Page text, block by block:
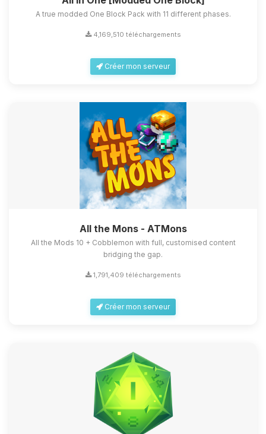
A true modded One Block Pack with 11 different phases.
4,169,510 téléchargements
Créer mon serveur
All the Mons - ATMons
All the Mods 10 + Cobblemon with full, customised content
bridging the gap.
1,791,409 téléchargements
Créer mon serveur